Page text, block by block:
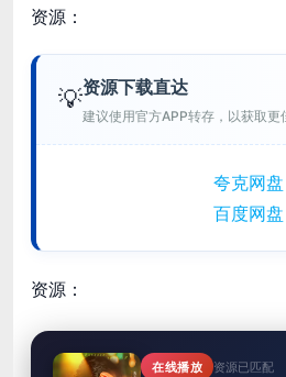
资源：
💡资源下载直达
建议使用官方APP转存，以获取更
夸克网盘
百度网盘
资源：
在线播放 资源已匹配